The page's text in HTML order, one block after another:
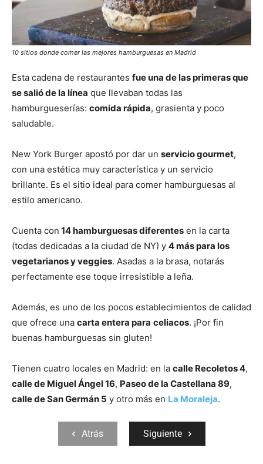
10 sitios donde comer las mejores hamburguesas en Madrid
Esta cadena de restaurantes fue una de las primeras que
se salió de la línea que llevaban todas las
hamburgueserías: comida rápida, grasienta y poco
saludable.
New York Burger apostó por dar un servicio gourmet,
con una estética muy característica y un servicio
brillante. Es el sitio ideal para comer hamburguesas al
estilo americano.
Cuenta con 14 hamburguesas diferentes en la carta
(todas dedicadas a la ciudad de NY) y 4 más para los
vegetarianos y veggies. Asadas a la brasa, notarás
perfectamente ese toque irresistible a leña.
Además, es uno de los pocos establecimientos de calidad
que ofrece una carta entera para celiacos. ¡Por fin
buenas hamburguesas sin gluten!
Tienen cuatro locales en Madrid: en la calle Recoletos 4,
calle de Miguel Ángel 16, Paseo de la Castellana 89,
calle de San Germán 5 y otro más en La Moraleja.
Atrás Siguiente